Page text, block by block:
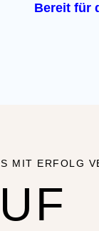
Bereit für
MIT ERFOLG